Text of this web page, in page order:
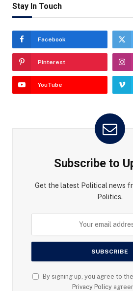
Stay In Touch
Facebook
Pinterest
YouTube
Subscribe to
Get the latest Political news
Politics.
By signing up, you agree to
Privacy Policy